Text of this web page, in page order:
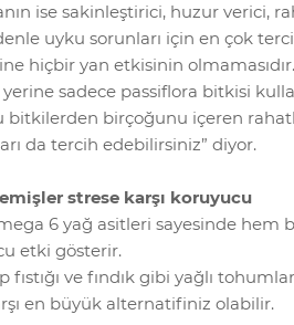
ise sakinleştirici, huzur verici,
uyku sorunları için en çok
hiçbir yan etkisinin
sadece passiflora bitkisi
bitkilerden birçoğunu içeren
da tercih edebilirsiniz” diyor.
strese karşı koruyucu
6 yağ asitleri sayesinde
etki gösterir.
fıstığı ve fındık gibi yağlı
en büyük alternatifiniz olabilir.